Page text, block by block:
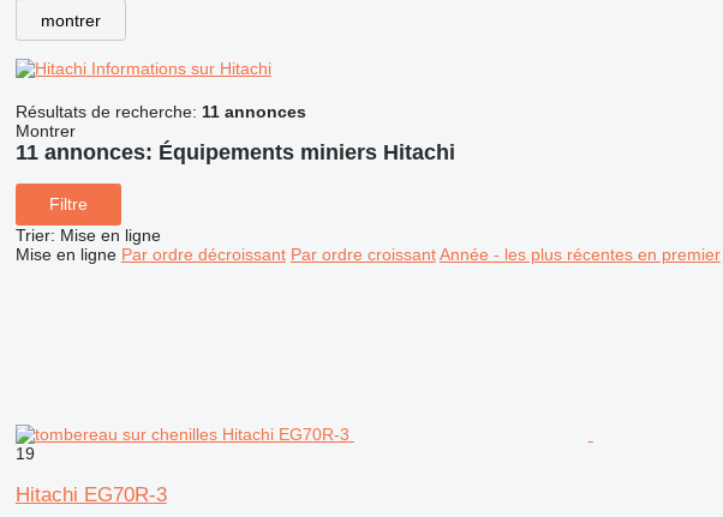
montrer
Informations sur Hitachi
Résultats de recherche: 11 annonces
Montrer
11 annonces: Équipements miniers Hitachi
Filtre
Trier: Mise en ligne
Mise en ligne Par ordre décroissant Par ordre croissant Année - les plus récentes en premier
19
Hitachi EG70R-3